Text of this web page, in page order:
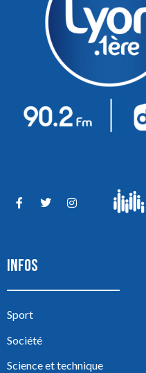
INFOS
Sport
Société
Science et technique